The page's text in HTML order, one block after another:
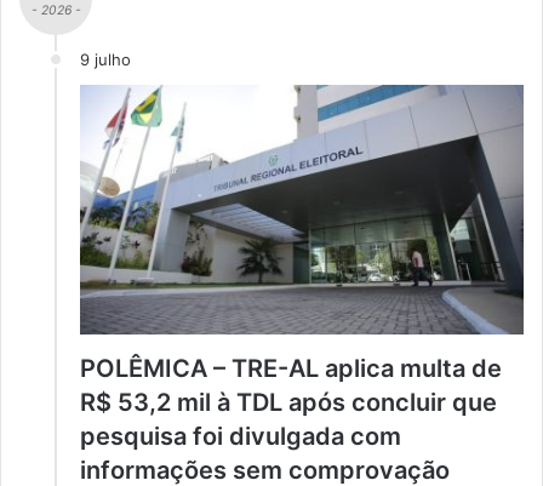
- 2026 -
9 julho
POLÊMICA – TRE-AL aplica multa de
R$ 53,2 mil à TDL após concluir que
pesquisa foi divulgada com
informações sem comprovação